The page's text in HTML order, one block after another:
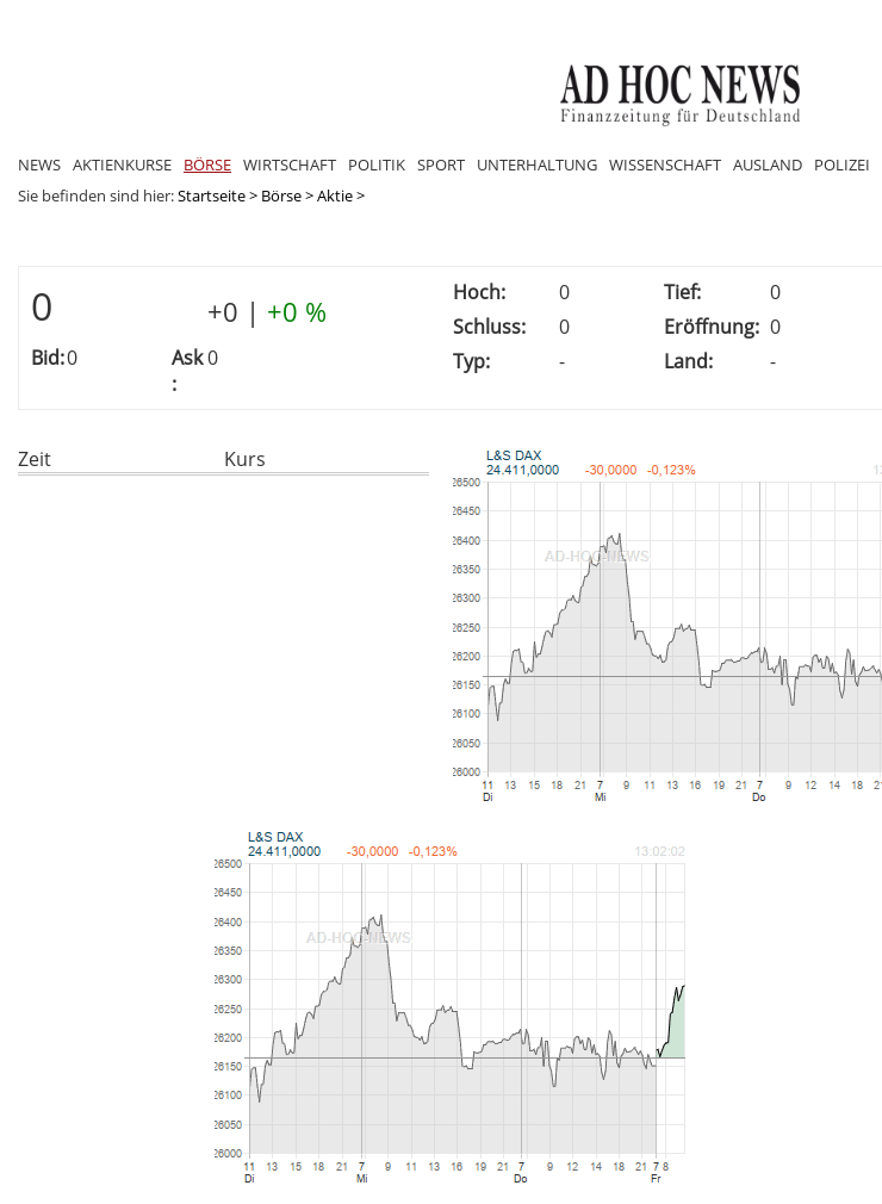
NEWS AKTIENKURSE BÖRSE WIRTSCHAFT POLITIK SPORT UNTERHALTUNG WISSENSCHAFT AUSLAND POLIZEI
Sie befinden sind hier:Startseite> Börse>Aktie>
0 +0 | +0 %
Bid:0
Ask
:
0
Hoch: 0 Tief:
0
Schluss:
0 Eröffnung: 0
Typ:
- Land: -
Zeit Kurs